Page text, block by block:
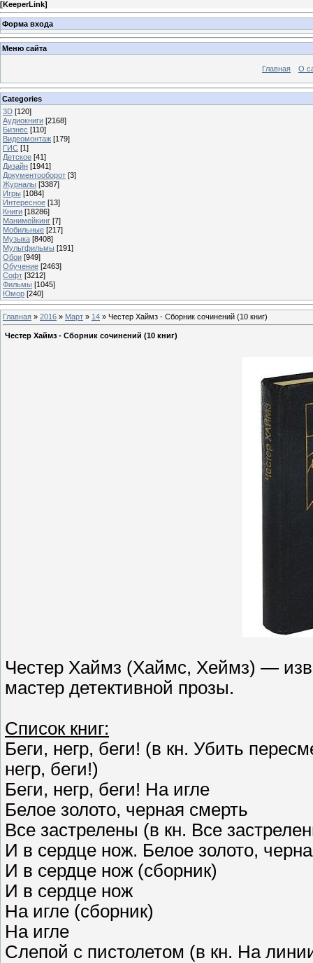
[KeeperLink]
Форма входа
Меню сайта
Главная О
Categories
3D [120]
Аудиокниги [2168]
Бизнес [110]
Видеомонтаж [179]
ГИС [1]
Детское [41]
Дизайн [1941]
Документооборот [3]
Журналы [3387]
Игры [1084]
Интересное [13]
Книги [18286]
Манимейкинг [7]
Мобильные [217]
Музыка [8408]
Мультфильмы [191]
Обои [949]
Обучение [2463]
Софт [3212]
Фильмы [1045]
Юмор [240]
Главная » 2016 » Март » 14 » Честер Хаймз - Сборник сочинений (10 книг)
Честер Хаймз - Сборник сочинений (10 книг)
Честер Хаймз (Хаймс, Хеймз) —
мастер детективной прозы.
Список книг:
Беги, негр, беги! (в кн. Убить
негр, беги!)
Беги, негр, беги! На игле
Белое золото, черная смерть
Все застрелены (в кн. Все
И в сердце нож. Белое золото,
И в сердце нож (сборник)
И в сердце нож
На игле (сборник)
На игле
Слепой с пистолетом (в кн. На